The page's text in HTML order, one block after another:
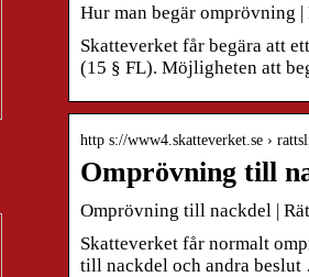
Hur man begär omprövning
Skatteverket får begära att
(15 § FL). Möjligheten att
http s://www4.skatteverket.se ›
Omprövning till
Omprövning till nackdel |
Skatteverket får normalt
till nackdel och andra